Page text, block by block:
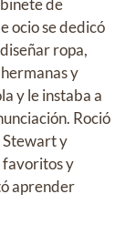
de
ocio se dedicó
ropa,
y
y le instaba a
Roció
Stewart y
favoritos y
aprender